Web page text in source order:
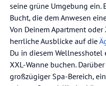
seine grüne Umgebung ein.
Bucht, die dem Anwesen
Von Deinem Apartment
herrliche Ausblicke auf die
Du in diesem
XXL-Wanne buchen.
großzügiger Spa-Bereich,